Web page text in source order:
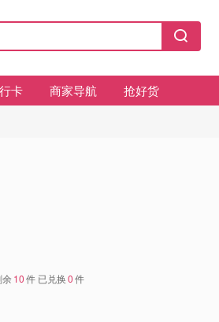
卡 商家导航 抢好货
10件 已兑换0件